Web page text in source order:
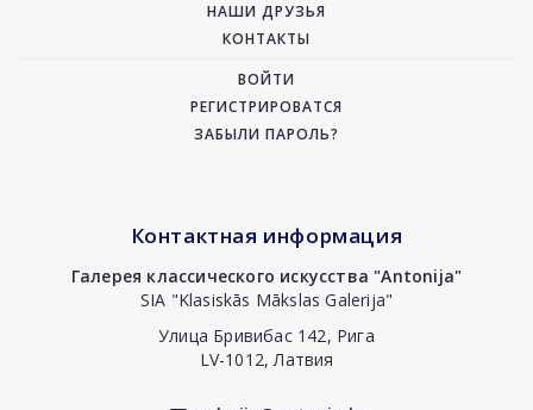
НАШИ ДРУЗЬЯ
КОНТАКТЫ
ВОЙТИ
РЕГИСТРИРОВАТСЯ
ЗАБЫЛИ ПАРОЛЬ?
Контактная информация
Галерея классического искусства "Antonija"
SIA "Klasiskās Mākslas Galerija"
Улица Бривибас 142, Рига
LV-1012, Латвия